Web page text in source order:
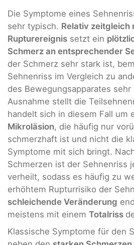
Die Symptome eines
sehr typisch. Relativ zeitgleich
Rupturereignis setzt ein
Schmerz an entsprechender
der Schmerz sehr stark ist,
Sehnenriss im Vergleich zu
des Bewegungsapparates sehr
Ausnahme stellt die
handelt sich in diesem Fall um
Mikroläsion, die häufig nur
schmerzhaft ist und nicht die
Symptome mit sich bringt.
Schmerzen ist der Sehnenriss
verheilt, sodass es häufig zu
erhöhtem Rupturrisiko der
schleichende Veränderung
meistens mit einem Totalriss
Klassische Symptome für den